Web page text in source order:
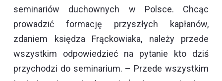
seminariów duchownych w Polsce. Chcąc
prowadzić formację przyszłych kapłanów,
zdaniem księdza Frąckowiaka, należy przede
wszystkim odpowiedzieć na pytanie kto dziś
przychodzi do seminarium. – Przede wszystkim